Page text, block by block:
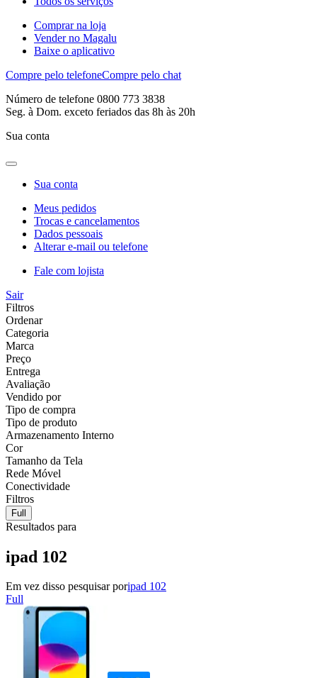
Comprar na loja
Vender no Magalu
Baixe o aplicativo
Compre pelo telefoneCompre pelo chat
Número de telefone 0800 773 3838
Seg. à Dom. exceto feriados das 8h às 20h
Sua conta
Sua conta
Meus pedidos
Trocas e cancelamentos
Dados pessoais
Alterar e-mail ou telefone
Fale com lojista
Sair
Filtros
Ordenar
Categoria
Marca
Preço
Entrega
Avaliação
Vendido por
Tipo de compra
Tipo de produto
Armazenamento Interno
Cor
Tamanho da Tela
Rede Móvel
Conectividade
Filtros
Full
Resultados para
ipad 102
Em vez disso pesquisar poripad 102
Full